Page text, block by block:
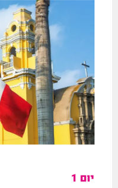
יום 1